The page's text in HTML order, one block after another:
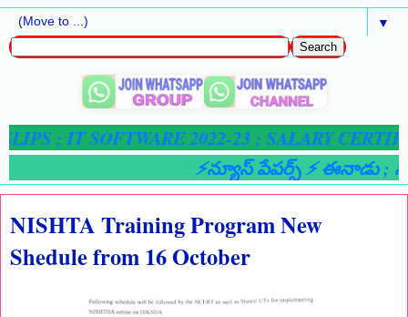
▼
;IT SOFTWARE 2022-23 ; SALARY
⚡న్యూస్ పేపర్స్ ⚡ ఈనాడు; సాక్షి
NISHTA Training Program New
Shedule from 16 October